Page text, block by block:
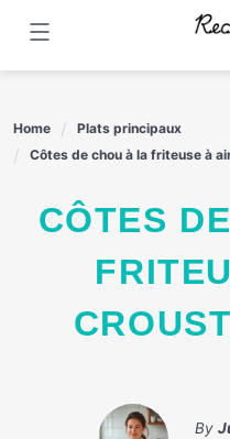
content
Home
Plats principaux
Côtes de chou à la friteuse à
CÔTES DE CHOU À LA
By